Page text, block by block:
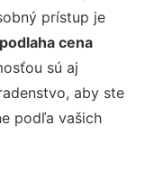
prístup je
cena
sú aj
aby ste
podľa vašich